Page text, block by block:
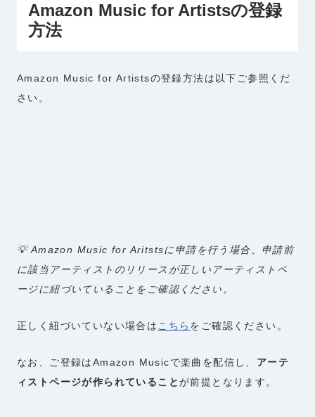
Amazon Music for Artistsの登録
方法
Amazon Music for Artistsの登録方法は以下ご参照くだ
さい。
💡 Amazon Music for Aritstsに申請を行う場合、申請前
に該当アーティストのリリースが正しいアーティストペ
ージに紐づいていることをご確認ください。
正しく紐づいていない場合はこちら をご確認ください。
なお、ご登録はAmazon Musicで楽曲を配信し、 アーテ
ィストページが作られていることが前提となります。